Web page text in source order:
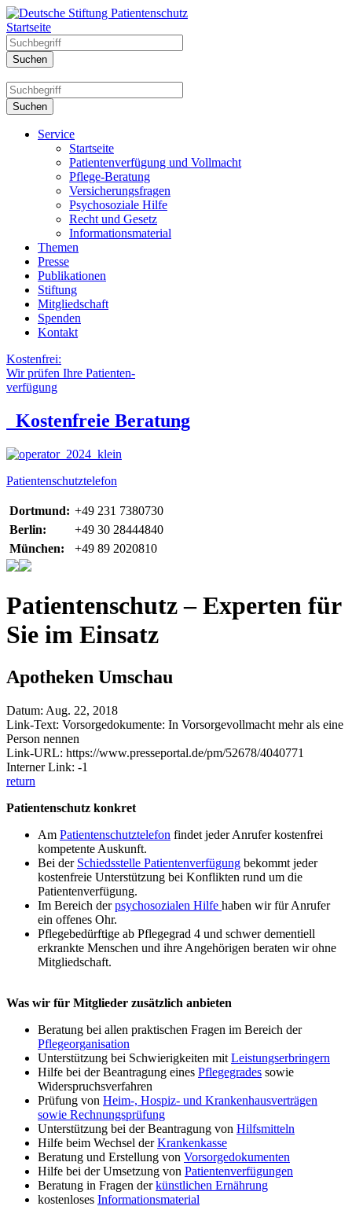
Startseite
Service
Startseite
Patientenverfügung und Vollmacht
Pflege-Beratung
Versicherungsfragen
Psychosoziale Hilfe
Recht und Gesetz
Informationsmaterial
Themen
Presse
Publikationen
Stiftung
Mitgliedschaft
Spenden
Kontakt
Kostenfrei:
Wir prüfen Ihre Patienten-
verfügung
Kostenfreie Beratung
Patientenschutztelefon
Dortmund: +49 231 7380730
Berlin:
+49 30 28444840
München:
+49 89 2020810
Patientenschutz – Experten für
Sie im Einsatz
Apotheken Umschau
Datum: Aug. 22, 2018
Link-Text: Vorsorgedokumente: In Vorsorgevollmacht mehr als eine
Person nennen
Link-URL: https://www.presseportal.de/pm/52678/4040771
Interner Link: -1
return
Patientenschutz konkret
Am Patientenschutztelefon findet jeder Anrufer kostenfrei
kompetente Auskunft.
Bei der Schiedsstelle Patientenverfügung bekommt jeder
kostenfreie Unterstützung bei Konflikten rund um die
Patientenverfügung.
Im Bereich derpsychosozialen Hilfe haben wir für Anrufer
ein offenes Ohr.
Pflegebedürftige ab Pflegegrad 4 und schwer dementiell
erkrankte Menschen und ihre Angehörigen beraten wir ohne
Mitgliedschaft.
Was wir für Mitglieder zusätzlich anbieten
Beratung bei allen praktischen Fragen im Bereich der
Pflegeorganisation
Unterstützung bei Schwierigkeiten mit Leistungserbringern
Hilfe bei der Beantragung eines Pflegegrades sowie
Widerspruchsverfahren
Prüfung von Heim-, Hospiz- und Krankenhausverträgen
sowie Rechnungsprüfung
Unterstützung bei der Beantragung von Hilfsmitteln
Hilfe beim Wechsel derKrankenkasse
Beratung und Erstellung von Vorsorgedokumenten
Hilfe bei der Umsetzung von Patientenverfügungen
Beratung in Fragen derkünstlichen Ernährung
kostenloses Informationsmaterial